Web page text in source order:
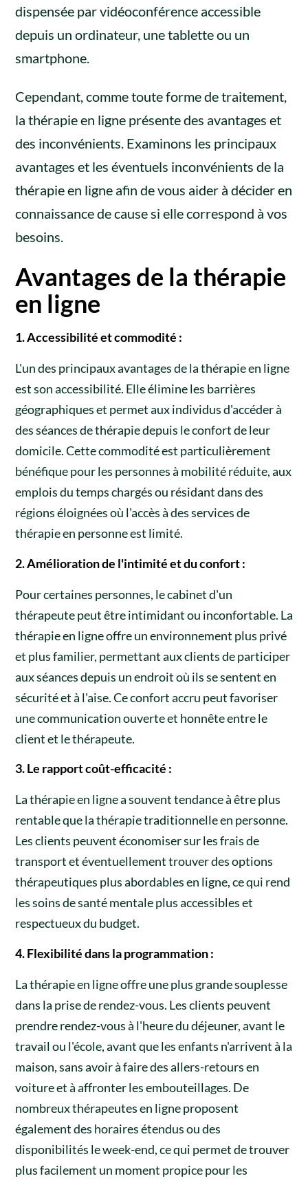
dispensée par vidéoconférence accessible
depuis un ordinateur, une tablette ou un
smartphone.
Cependant, comme toute forme de traitement,
la thérapie en ligne présente des avantages et
des inconvénients. Examinons les principaux
avantages et les éventuels inconvénients de la
thérapie en ligne afin de vous aider à décider en
connaissance de cause si elle correspond à vos
besoins.
Avantages de la thérapie
en ligne
1. Accessibilité et commodité :
L'un des principaux avantages de la thérapie en ligne
est son accessibilité. Elle élimine les barrières
géographiques et permet aux individus d'accéder à
des séances de thérapie depuis le confort de leur
domicile. Cette commodité est particulièrement
bénéfique pour les personnes à mobilité réduite, aux
emplois du temps chargés ou résidant dans des
régions éloignées où l'accès à des services de
thérapie en personne est limité.
2. Amélioration de l'intimité et du confort :
Pour certaines personnes, le cabinet d'un
thérapeute peut être intimidant ou inconfortable. La
thérapie en ligne offre un environnement plus privé
et plus familier, permettant aux clients de participer
aux séances depuis un endroit où ils se sentent en
sécurité et à l'aise. Ce confort accru peut favoriser
une communication ouverte et honnête entre le
client et le thérapeute.
3. Le rapport coût-efficacité :
La thérapie en ligne a souvent tendance à être plus
rentable que la thérapie traditionnelle en personne.
Les clients peuvent économiser sur les frais de
transport et éventuellement trouver des options
thérapeutiques plus abordables en ligne, ce qui rend
les soins de santé mentale plus accessibles et
respectueux du budget.
4. Flexibilité dans la programmation :
La thérapie en ligne offre une plus grande souplesse
dans la prise de rendez-vous. Les clients peuvent
prendre rendez-vous à l'heure du déjeuner, avant le
travail ou l'école, avant que les enfants n'arrivent à la
maison, sans avoir à faire des allers-retours en
voiture et à affronter les embouteillages. De
nombreux thérapeutes en ligne proposent
également des horaires étendus ou des
disponibilités le week-end, ce qui permet de trouver
plus facilement un moment propice pour les